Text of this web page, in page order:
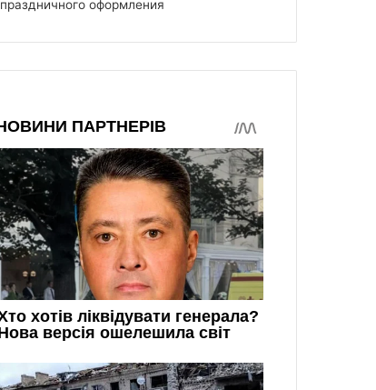
праздничного оформления